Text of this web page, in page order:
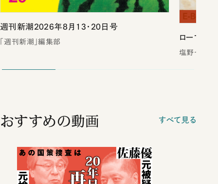
週刊新潮2026年8月13・20日号
「週刊新潮」編集部
ローマは
塩野七生／
おすすめの動画 すべて見る